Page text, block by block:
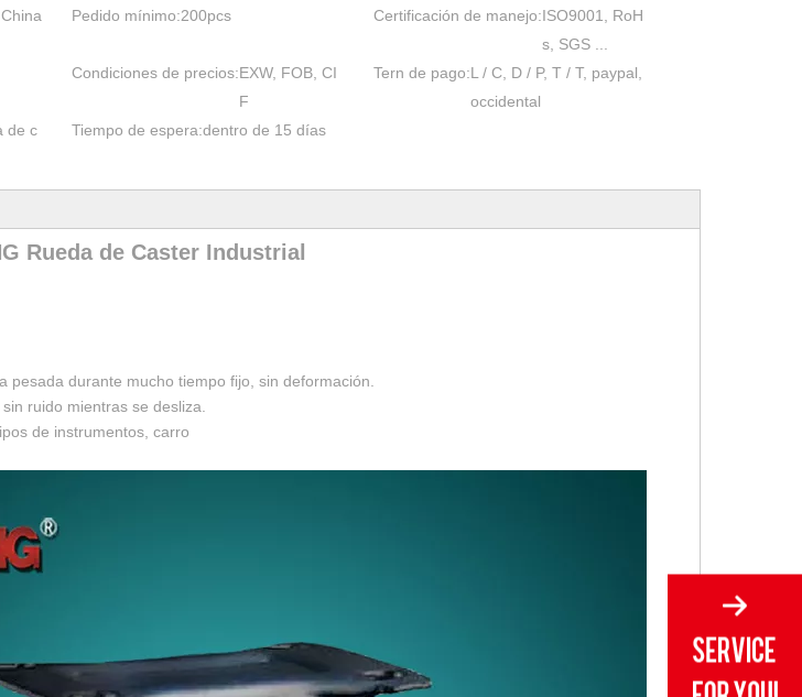
Pedido mínimo:200pcs Certificación de manejo:ISO9001, RoH
s, SGS ...
Condiciones de precios:EXW, FOB, CI
F
Tern de pago:L / C, D / P, T / T, paypal,
occidental
de c
Tiempo de espera:dentro de 15 días
Rueda de Caster Industrial
pesada durante mucho tiempo fijo, sin deformación.
ruido mientras se desliza.
de instrumentos, carro